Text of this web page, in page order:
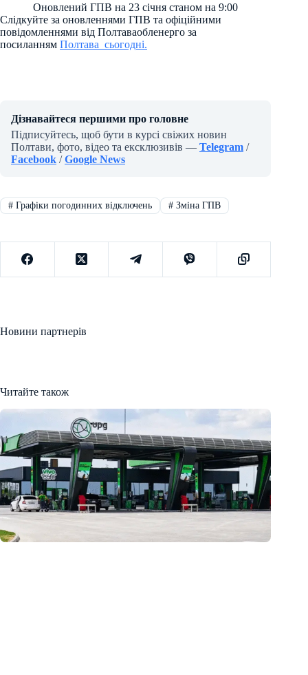
Оновлений ГПВ на 23 січня станом на 9:00
Слідкуйте за оновленнями ГПВ та офіційними
повідомленнями від Полтаваобленерго за
посиланням Полтава_сьогодні.
Дізнавайтеся першими про головне
Підписуйтесь, щоб бути в курсі свіжих новин
Полтави, фото, відео та ексклюзивів — Telegram /
Facebook /Google News
#Графіки погодинних відключень #Зміна ГПВ
Новини партнерів
Читайте також